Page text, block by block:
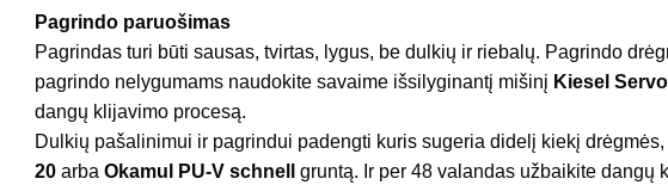
Pagrindo paruošimas
Pagrindas turi būti sausas, tvirtas, lygus, be dulkių ir riebalų. Pagrindo
pagrindo nelygumams naudokite savaime išsilyginantį mišinį Kiesel
dangų klijavimo procesą.
Dulkių pašalinimui ir pagrindui padengti kuris sugeria didelį kiekį
20 arba Okamul PU-V schnell gruntą. Ir per 48 valandas užbaikite dangų